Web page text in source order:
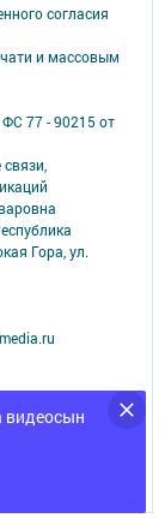
видеосын
согласия
и массовым
77 - 90215 от
Гора, ул.
сервисов и
браузера.